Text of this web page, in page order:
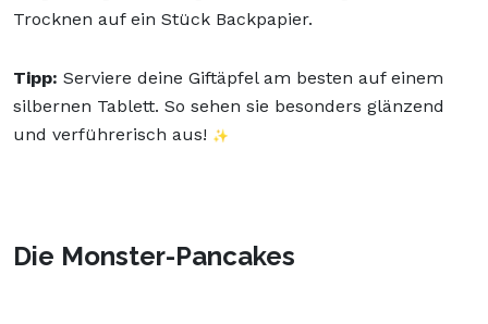
Trocknen auf ein Stück Backpapier.
Tipp: Serviere deine Giftäpfel am besten auf einem
silbernen Tablett. So sehen sie besonders glänzend
und verführerisch aus! ✨
Die Monster-Pancakes